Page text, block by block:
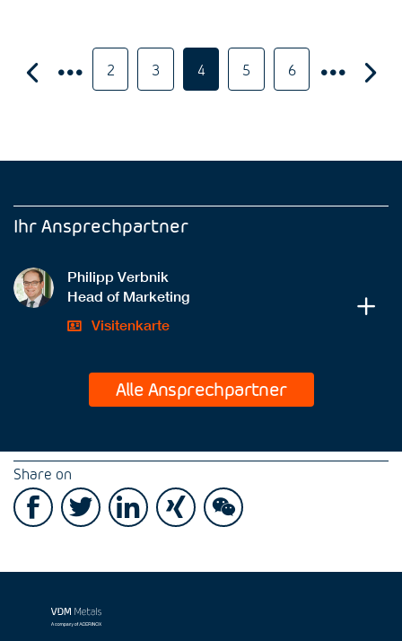
2 3 4 5 6
Ihr Ansprechpartner
Philipp Verbnik
Head of Marketing
Visitenkarte
Alle Ansprechpartner
Share on